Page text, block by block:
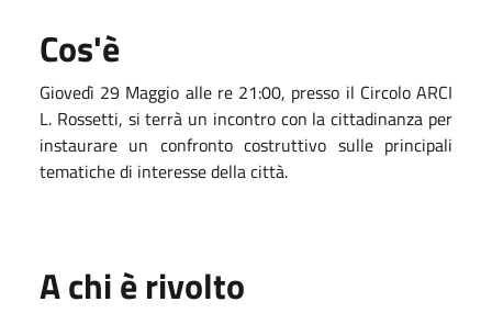
Cos'è
Giovedì 29 Maggio alle re 21:00, presso il Circolo ARCI
L. Rossetti, si terrà un incontro con la cittadinanza per
instaurare un confronto costruttivo sulle principali
tematiche di interesse della città.
A chi è rivolto